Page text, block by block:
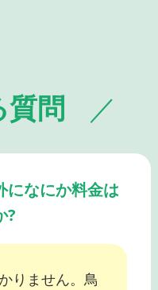
質問
になにか料金は
?
りません。鳥